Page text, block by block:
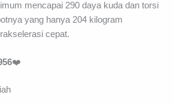
mencapai 290 daya kuda dan torsi
yang hanya 204 kilogram
cepat.
❤️